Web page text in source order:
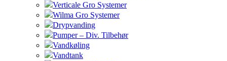
Verticale Gro Systemer
Wilma Gro Systemer
Drypvanding
Pumper – Div. Tilbehør
Vandkøling
Vandtank